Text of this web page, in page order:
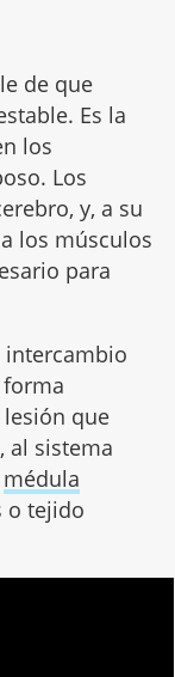
de que
Es la
los
Los
y, a su
los músculos
para
intercambio
que
al sistema
médula
o tejido